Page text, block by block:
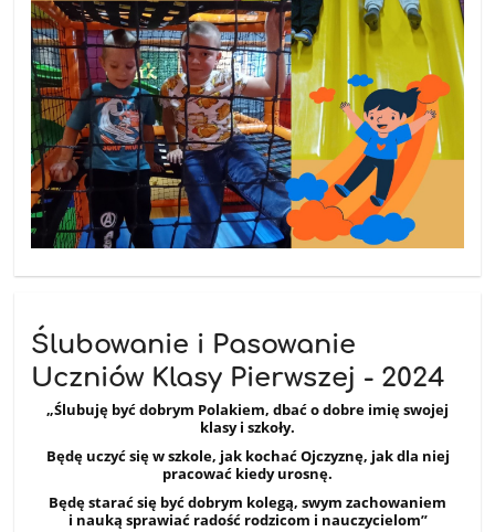
Ślubowanie i Pasowanie
Uczniów Klasy Pierwszej - 2024
„Ślubuję być dobrym Polakiem, dbać o dobre imię swojej
klasy i szkoły.
Będę uczyć się w szkole, jak kochać Ojczyznę, jak dla niej
pracować kiedy urosnę.
Będę starać się być dobrym kolegą, swym zachowaniem
i nauką sprawiać radość rodzicom i nauczycielom”